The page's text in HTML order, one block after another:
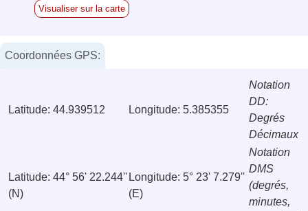
Visualiser sur la carte
Coordonnées GPS:
Latitude: 44.939512 Longitude: 5.385355
Notation
DD:
Degrés
Décimaux
Latitude: 44° 56' 22.244''
(N)
Longitude: 5° 23' 7.279''
(E)
Notation
DMS
(degrés,
minutes,